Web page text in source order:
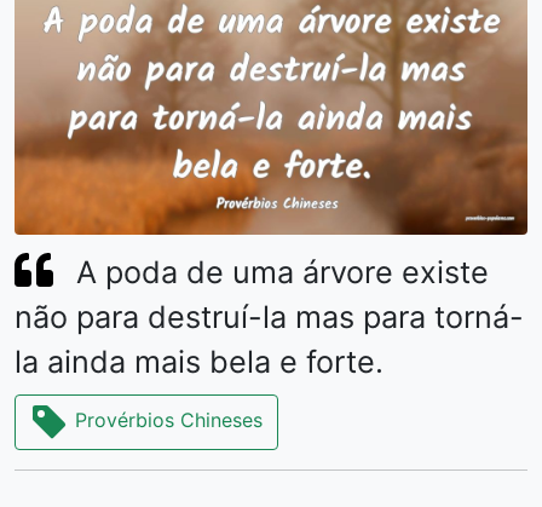
A poda de uma árvore existe
não para destruí-la mas para torná-
la ainda mais bela e forte.
Provérbios Chineses